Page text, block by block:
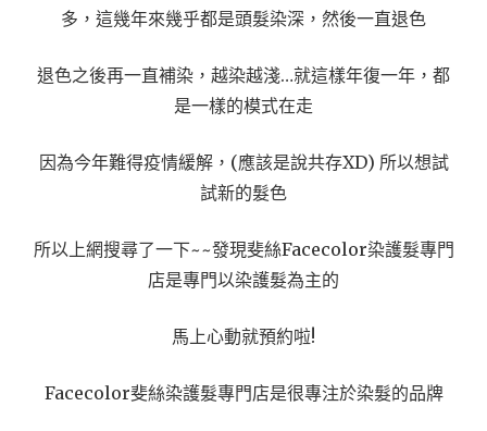
多，這幾年來幾乎都是頭髮染深，然後一直退色
退色之後再一直補染，越染越淺…就這樣年復一年，都
是一樣的模式在走
因為今年難得疫情緩解，(應該是說共存XD) 所以想試
試新的髮色
所以上網搜尋了一下~~發現斐絲Facecolor染護髮專門
店是專門以染護髮為主的
馬上心動就預約啦!
Facecolor斐絲染護髮專門店是很專注於染髮的品牌